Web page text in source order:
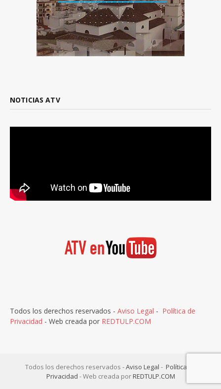
NOTICIAS ATV
Todos los derechos reservados - Aviso Legal - Política de
Privacidad - Web creada por REDTULP.COM
Todos los derechos reservados -Aviso Legal - Política de
Privacidad - Web creada porREDTULP.COM